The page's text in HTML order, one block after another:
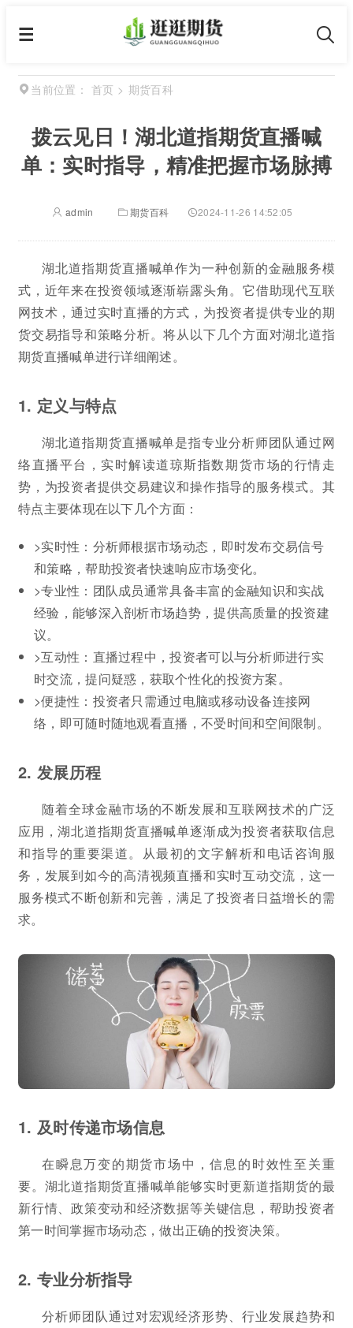
当前位置： 首页 > 期货百科
拨云见日！湖北道指期货直播喊
单：实时指导，精准把握市场脉搏
admin 期货百科 2024-11-26 14:52:05
湖北道指期货直播喊单作为一种创新的金融服务模
式，近年来在投资领域逐渐崭露头角。它借助现代互联
网技术，通过实时直播的方式，为投资者提供专业的期
货交易指导和策略分析。将从以下几个方面对湖北道指
期货直播喊单进行详细阐述。
1. 定义与特点
湖北道指期货直播喊单是指专业分析师团队通过网
络直播平台，实时解读道琼斯指数期货市场的行情走
势，为投资者提供交易建议和操作指导的服务模式。其
特点主要体现在以下几个方面：
>实时性：分析师根据市场动态，即时发布交易信号
和策略，帮助投资者快速响应市场变化。
>专业性：团队成员通常具备丰富的金融知识和实战
经验，能够深入剖析市场趋势，提供高质量的投资建
议。
>互动性：直播过程中，投资者可以与分析师进行实
时交流，提问疑惑，获取个性化的投资方案。
>便捷性：投资者只需通过电脑或移动设备连接网
络，即可随时随地观看直播，不受时间和空间限制。
2. 发展历程
随着全球金融市场的不断发展和互联网技术的广泛
应用，湖北道指期货直播喊单逐渐成为投资者获取信息
和指导的重要渠道。从最初的文字解析和电话咨询服
务，发展到如今的高清视频直播和实时互动交流，这一
服务模式不断创新和完善，满足了投资者日益增长的需
求。
1. 及时传递市场信息
在瞬息万变的期货市场中，信息的时效性至关重
要。湖北道指期货直播喊单能够实时更新道指期货的最
新行情、政策变动和经济数据等关键信息，帮助投资者
第一时间掌握市场动态，做出正确的投资决策。
2. 专业分析指导
分析师团队通过对宏观经济形势、行业发展趋势和